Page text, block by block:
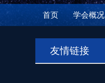
首页 学会概况
友情链接